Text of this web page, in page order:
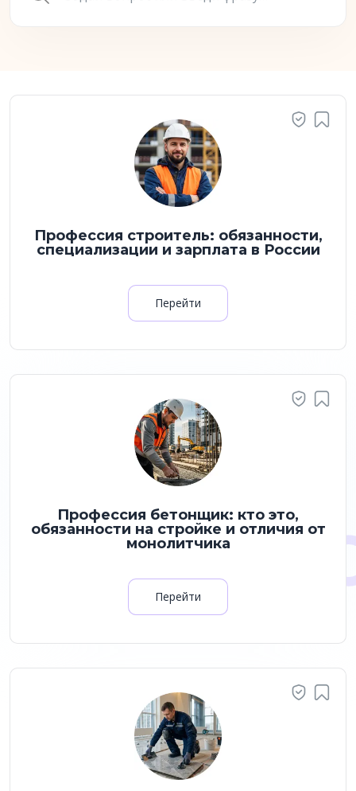
Профессия строитель: обязанности,
специализации и зарплата в России
Перейти
Профессия бетонщик: кто это,
обязанности на стройке и отличия от
монолитчика
Перейти